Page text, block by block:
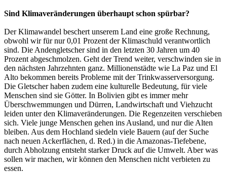
Sind Klimaveränderungen überhaupt schon spürbar?
Der Klimawandel beschert unserem Land eine große Rechnung,
obwohl wir für nur 0,01 Prozent der Klimaschuld verantwortlich
sind. Die Andengletscher sind in den letzten 30 Jahren um 40
Prozent abgeschmolzen. Geht der Trend weiter, verschwinden sie in
den nächsten Jahrzehnten ganz. Millionenstädte wie La Paz und El
Alto bekommen bereits Probleme mit der Trinkwasserversorgung.
Die Gletscher haben zudem eine kulturelle Bedeutung, für viele
Menschen sind sie Götter. In Bolivien gibt es immer mehr
Überschwemmungen und Dürren, Landwirtschaft und Viehzucht
leiden unter den Klimaveränderungen. Die Regenzeiten verschieben
sich. Viele junge Menschen gehen ins Ausland, und nur die Alten
bleiben. Aus dem Hochland siedeln viele Bauern (auf der Suche
nach neuen Ackerflächen, d. Red.) in die Amazonas-Tiefebene,
durch Abholzung entsteht starker Druck auf die Umwelt. Aber was
sollen wir machen, wir können den Menschen nicht verbieten zu
essen.